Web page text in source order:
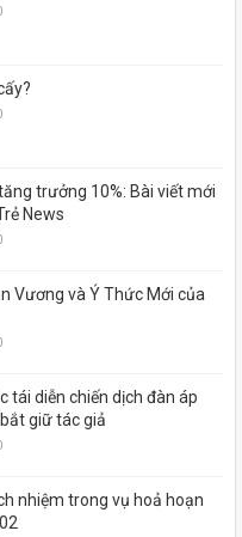
trưởng 10%: Bài viết mới
News
Vương và Ý Thức Mới của
tái diễn chiến dịch đàn áp
giữ tác giả
nhiệm trong vụ hoả hoạn